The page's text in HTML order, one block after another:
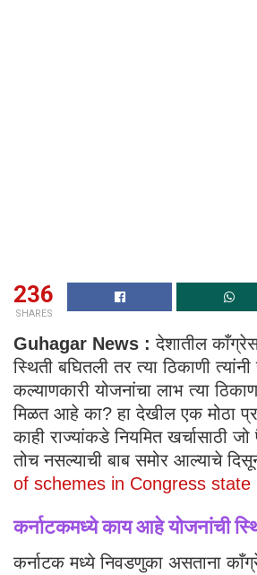
236
SHARES
Guhagar News : देशातील
स्थिती बघितली तर त्या ठिकाणी
कल्याणकारी योजनांचा लाभ त्या
मिळत आहे का? हा देखील एक मोठा
काही राज्यांकडे नियमित खर्चासाठी
तोच नसल्याची बाब समोर आल्याचे
of schemes in Congress state
कर्नाटकमध्ये काय आहे योजनांची
कर्नाटक मध्ये निवडणुका असताना